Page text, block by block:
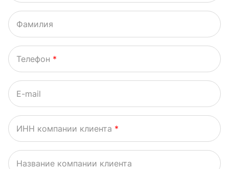
Фамилия
Телефон *
E-mail
ИНН компании клиента *
Название компании клиента